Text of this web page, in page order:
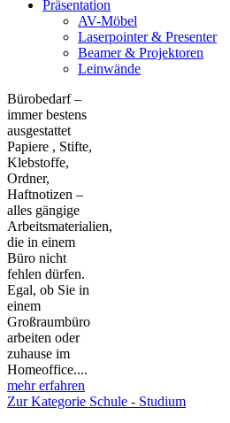
Präsentation
AV-Möbel
Laserpointer & Presenter
Beamer & Projektoren
Leinwände
Bürobedarf –
immer bestens
ausgestattet
Papiere , Stifte,
Klebstoffe,
Ordner,
Haftnotizen –
alles gängige
Arbeitsmaterialien,
die in einem
Büro nicht
fehlen dürfen.
Egal, ob Sie in
einem
Großraumbüro
arbeiten oder
zuhause im
Homeoffice....
mehr erfahren
Zur Kategorie Schule - Studium